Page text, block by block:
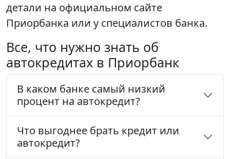
детали на официальном сайте
Приорбанка или у специалистов банка.
Все, что нужно знать об
автокредитах в Приорбанк
В каком банке самый низкий
процент на автокредит?
Что выгоднее брать кредит или
автокредит?